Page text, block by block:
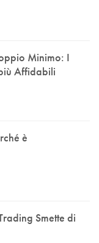
Minimo: I
Affidabili
è
Smette di